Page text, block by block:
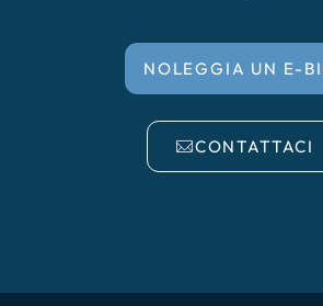
NOLEGGIA UN E-
CONTATTACI